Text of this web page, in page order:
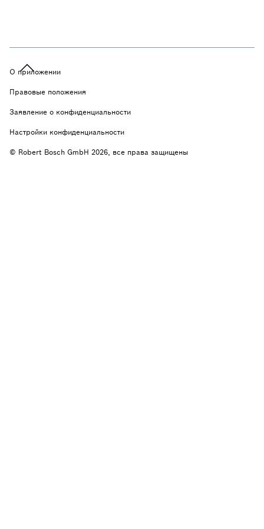
О приложении
Правовые положения
Заявление о конфиденциальности
Настройки конфиденциальности
© Robert Bosch GmbH 2026, все права защищены